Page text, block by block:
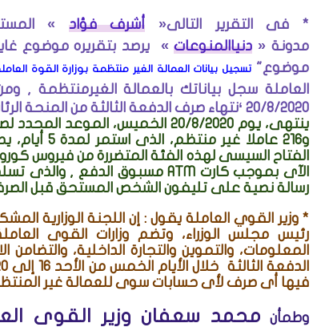
* فى التقرير التالى « أشرف فؤاد »
مدونة
«دنياالمنوعات »
يرصد بتقريره موضوع
موضوع" تسجيل بيانات العمالة الغير منتظمة بوزارة القوة
العاملة سجل بياناتك بالعمالة الغيرمنتظمة ,
20/8/2020 ‘نتهاء صرف الدفعة الثالثة من المنحة الرئاسية للعمالة غير المنتظمة .
الآى بموجب كارت ATM مسبوق الدفع , والذى
رسالة نصية على تليفون الشخص المستحق قبل الصرف بـ 24
* وزير القوي العاملة يقول : إن اللجنة الوزارية
رئيس مجلس الوزراء، وتضم وزارات القوى
المعلومات، والتموين والتجارة الداخلية،
فيها أى صرف لأى حسابات سوى للعمالة غير
وطمأن محمد سعفان